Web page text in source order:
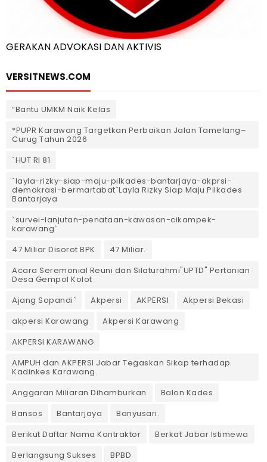
GERAKAN ADVOKASI DAN AKTIVIS
VERSITNEWS.COM
“Bantu UMKM Naik Kelas
*PUPR Karawang Targetkan Perbaikan Jalan Tamelang–
Curug Tahun 2026
`HUT RI 81
`layla-rizky-siap-maju-pilkades-bantarjaya-akprsi-
demokrasi-bermartabat`Layla Rizky Siap Maju Pilkades
Bantarjaya
`survei-lanjutan-penataan-kawasan-cikampek-
karawang`
47 Miliar Disorot BPK
47 Miliar.
Acara Seremonial Reuni dan Silaturahmi"UPTD" Pertanian
Desa Gempol Kolot
Ajang Sopandi`
Akpersi AKPERSI
Akpersi Bekasi
akpersi Karawang
Akpersi Karawang
AKPERSI KARAWANG
AMPUH dan AKPERSI Jabar Tegaskan Sikap terhadap
Kadinkes Karawang.
Anggaran Miliaran Dihamburkan
Balon Kades
Bansos
Bantarjaya
Banyusari.
Berikut Daftar Nama Kontraktor
Berkat Jabar Istimewa
Berlangsung Sukses
BPBD